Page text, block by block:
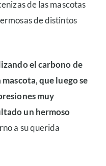
de las mascotas
de distintos
el carbono de
que luego se
muy
un hermoso
a su querida